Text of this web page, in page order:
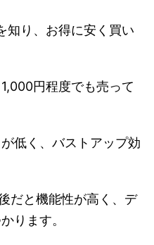
知り、お得に安く買い
円程度でも売って
低く、バストアップ効
だと機能性が高く、デ
ります。